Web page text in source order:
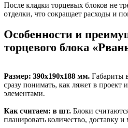
После кладки торцевых блоков не
отделки, что сокращает расходы и
Особенности и
торцевого блока
Размер: 390х190х188 мм. Габариты
сразу понимать, как ляжет в проект
элементами.
Как считаем: в шт. Блоки
планировать количество, доставку